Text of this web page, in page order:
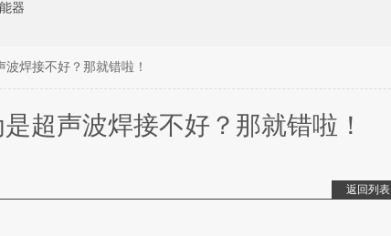
器
焊接不好？那就错啦！
超声波焊接不好？那就错啦！
返回列表